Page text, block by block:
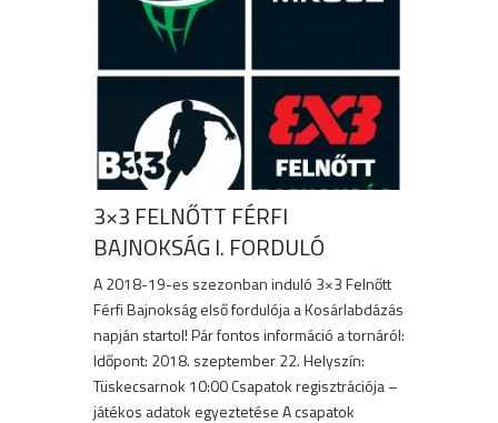
3×3 FELNŐTT FÉRFI
BAJNOKSÁG I. FORDULÓ
A 2018-19-es szezonban induló 3×3 Felnőtt
Férfi Bajnokság első fordulója a Kosárlabdázás
napján startol! Pár fontos információ a tornáról:
Időpont: 2018. szeptember 22. Helyszín:
Tüskecsarnok 10:00 Csapatok regisztrációja –
játékos adatok egyeztetése A csapatok